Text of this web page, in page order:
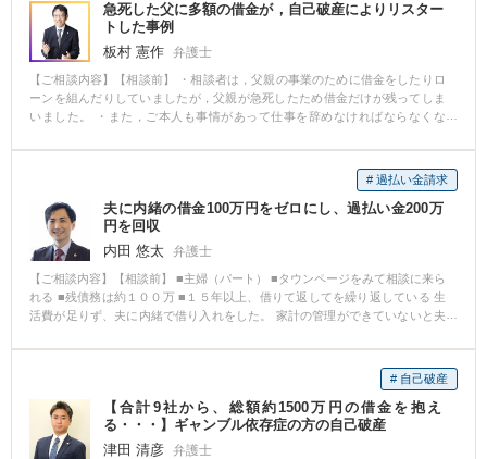
急死した父に多額の借金が，自己破産によりリスター
トした事例
板村 憲作 弁護士
【ご相談内容】【相談前】 ・相談者は，父親の事業のために借金をしたりロ
ーンを組んだりしていましたが，父親が急死したため借金だけが残ってしま
いました。 ・また，ご本人も事情があって仕事を辞めなければならなくな
後】 ・調査したところ，４社に対して約４００万円の借金が判明しました。
・事情により，すぐに働くことができなかったため，自己破産をして借金を
免責してもらい，新たな生活を始めることができました。 【弁護士からのコ
メント】 ・相続による債務と連帯保証による債務があり，また，父親主導で
手続きを行ったローンなどがありましたが，無事，手続きが終了しました。
# 過払い金請求
夫に内緒の借金100万円をゼロにし、過払い金200万
円を回収
内田 悠太 弁護士
【ご相談内容】【相談前】 ■主婦（パート） ■タウンページをみて相談に来ら
れる ■残債務は約１００万 ■１５年以上、借りて返してを繰り返している 生
活費が足りず、夫に内緒で借り入れをした。 家計の管理ができていないと夫
て働いていたので、ボーナスが出たときに多めに返したりしていたが、やは
り生活費が足りなくなり、再度お金を借りたりしていた。 １５年以上、借り
て返してということを繰り返していた。 長い間、借金に追われた生活で本当
に苦しい思いをしていた。 高齢になり、収入も少なくなったので、勇気を出
して相談することにした。 【相談後】 １ 借金、約１００万円はゼロにな
る。 ２ 過払い金（取り戻し金）の合計額は、約２００万円 で解決
# 自己破産
【合計9社から、総額約1500万円の借金を抱え
る・・・】ギャンブル依存症の方の自己破産
津田 清彦 弁護士